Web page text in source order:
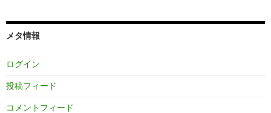
メタ情報
ログイン
投稿フィード
コメントフィード